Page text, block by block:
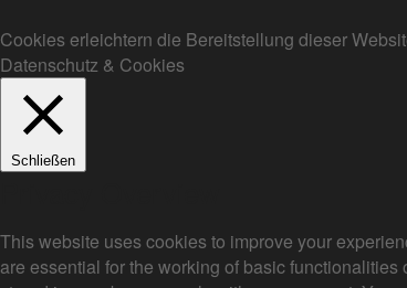
Cookies erleichtern die Bereitstellung dieser
Datenschutz & Cookies
Schließen
This website uses cookies to improve your
are essential for the working of basic